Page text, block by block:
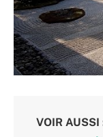
VOIR AUSSI